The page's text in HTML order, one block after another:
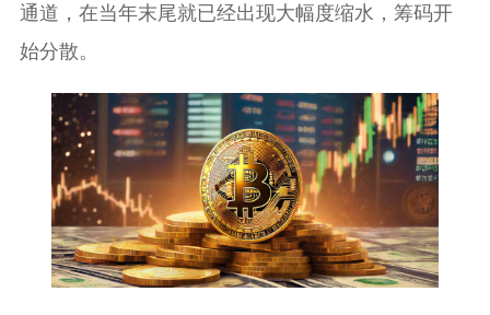
通道，在当年末尾就已经出现大幅度缩水，筹码开
始分散。